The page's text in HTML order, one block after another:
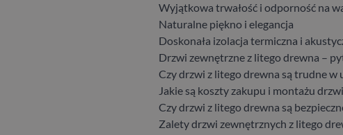
Wyjątkowa trwałość i odporność na
Naturalne piękno i elegancja
Doskonała izolacja termiczna i
Drzwi zewnętrzne z litego drewna –
Czy drzwi z litego drewna są trudne w
Jakie są koszty zakupu i montażu
Czy drzwi z litego drewna są
Zalety drzwi zewnętrznych z litego